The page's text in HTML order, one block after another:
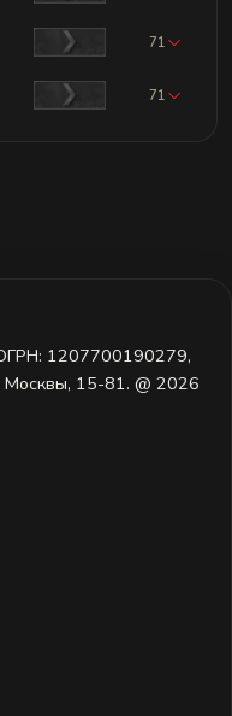
71
71
1207700190279,
15-81. @ 2026 ㅤ